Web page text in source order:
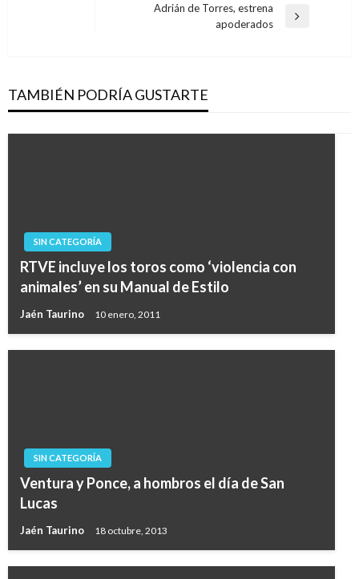
Adrián de Torres, estrena
apoderados
TAMBIÉN PODRÍA GUSTARTE
SIN CATEGORÍA
RTVE incluye los toros como ‘violencia con
animales’ en su Manual de Estilo
Jaén Taurino 10 enero, 2011
SIN CATEGORÍA
Ventura y Ponce, a hombros el día de San
Lucas
Jaén Taurino 18 octubre, 2013